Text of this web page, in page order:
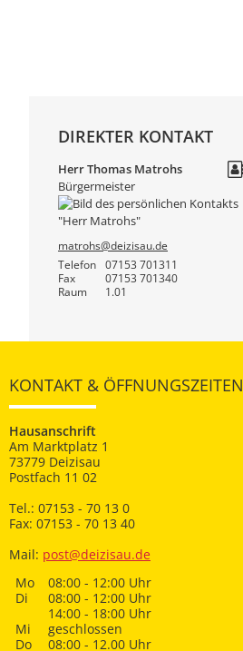
DIREKTER KONTAKT
HerrThomas Matrohs
Bürgermeister
matrohs@deizisau.de
Telefon
07153 701311
Fax 07153 701340
Raum 1.01
KONTAKT & ÖFFNUNGSZEITEN
Hausanschrift
Am Marktplatz 1
73779 Deizisau
Postfach 11 02
Tel.: 07153 - 70 13 0
Fax: 07153 - 70 13 40
Mail: post@deizisau.de
Mo
08:00 - 12:00 Uhr
Di
08:00 - 12:00 Uhr
14:00 - 18:00 Uhr
Mi
geschlossen
Do
08:00 - 12.00 Uhr